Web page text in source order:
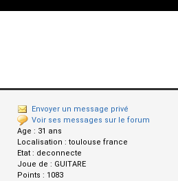
Envoyer un message privé
Voir ses messages sur le forum
Age : 31 ans
Localisation : toulouse france
Etat : deconnecte
Joue de : GUITARE
Points : 1083